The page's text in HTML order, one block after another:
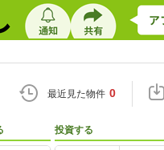
最近見た物件 0
投資する